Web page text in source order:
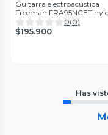
Guitarra electroacústica
Freeman FRA95NCET
natural
0(0)
$195.900
Has